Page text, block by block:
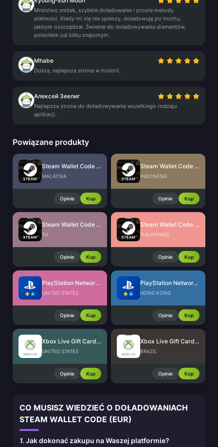
Mnóstwo zniżek, szybkie doładowanie i proste metody
płatności. Kiedy mi się nie spieszy, doładowuję po trochu,
jakbym oszczędzał. Świetne do doładowywania diamentów,
poleciłem już kilku znajomym.
Mhabe
Dobra, najlepsza strona w historii.
Алексей Зеелиг
Najlepsza strona do doładowywania wszelkiego rodzaju
aplikacji.
Powiązane produkty
Steam Wallet Code (MYR)
MALAYSIA
Opinie Kup
Steam Wallet Code (IDR)
INDONESIA
Opinie Kup
Steam Wallet Code (THB)
TH
Opinie Kup
Steam Wallet Code (PHP)
PHILIPPINES
Opinie Kup
PlayStation Network Card (US)
UNITED STATES
Opinie Kup
PlayStation Network Card (HK)
HONG KONG
Opinie Kup
Xbox Live Gift Card (US)
UNITED STATES
Opinie Kup
Xbox Live Gift Card (BR)
BRAZIL
Opinie Kup
CO MUSISZ WIEDZIEĆ O DOŁADOWANIACH
STEAM WALLET CODE (EUR)
1. Jak dokonać zakupu na Waszej platformie?